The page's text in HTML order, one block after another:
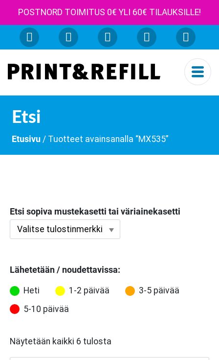
POSTNORD TOIMITUS 0€ YLI 60€ TILAUKSILLE!
Etsi
Etusivu / Tuotteet avainsanalla “MX535”
Etsi sopiva mustekasetti tai väriainekasetti
Lähetetään / noudettavissa:
Heti 1-2 päivää
3-5 päivää
5-10 päivää
Näytetään kaikki 6 tulosta